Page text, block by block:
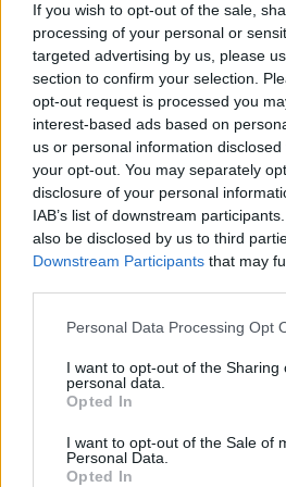
If you wish to opt-out of the sale,
processing of your personal or
targeted advertising by us, please
section to confirm your selection.
opt-out request is processed you
interest-based ads based on
us or personal information
your opt-out. You may separately
disclosure of your personal
IAB’s list of downstream
also be disclosed by us to third
Downstream Participants that may
Please note that this website/app
not limited to your visit or usage
grant or deny consent to Google
use your data for below specified
consent section.
Personal Data Processing Opt
I want to opt-out of the Sharing
personal data.
Opted In
I want to opt-out of the Sale of
Personal Data.
Opted In
azt javasolja, ideje
munkaruhákat és a
fókuszba állító, példás
körüljárt, ám
érdeklődésüket tekintve
szorítható munkák után.
olyan elszántsággal és
veti magát az ügybe, mint
az a szívósság, alaposság
jellemzi, mint a csapat
mégoly szentségtörő
mindkét esetben épp ez a
információkból és
rakja össze a Nagy Képet,
munkatársai, a
ennek is köszönhetően –
mellbevágó és
Globe cikksorozatát